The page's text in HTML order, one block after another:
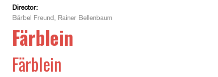
Director:
Bärbel Freund, Rainer Bellenbaum
Färblein
Färblein